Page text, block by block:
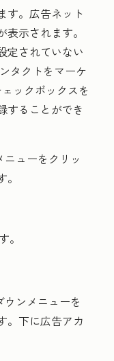
す。広告ネット
示されます。
定されていない
タクトをマーケ
ックボックスを
することができ
ューをクリッ
。
ウンメニューを
。下に広告アカ